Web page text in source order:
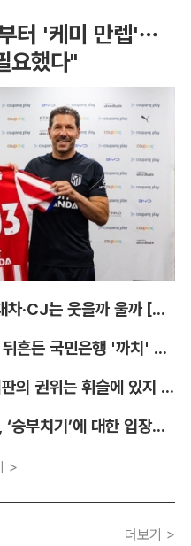
터 '케미 만렙'…
요했다"
PGA 투어 ‘승강제 도입’...현대차·CJ는 웃을까 울까 [박호윤의 IN&OUT]
스타 아닌 ‘준비의 힘’...K리그 뒤흔든 국민은행 '까치' 사단 [이영규의 비욘더매치]
오심보다 더 뼈아픈 ‘침묵’...심판의 권위는 휘슬에 있지 않다 [박순규의 창]
경기 수 줄이자는 김태형 감독, ‘승부치기’에 대한 입장부터 밝혀야 [김대호의 야구생각]
>
더보기 >